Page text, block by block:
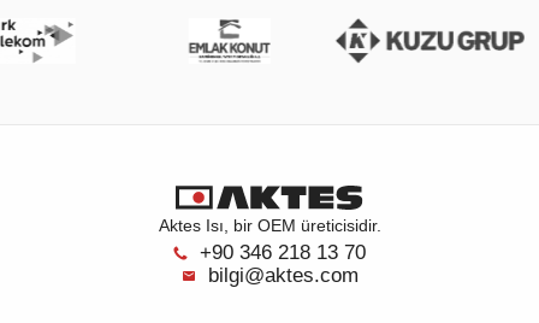
Aktes Isı, bir OEM üreticisidir.
+90 346 218 13 70
bilgi@aktes.com